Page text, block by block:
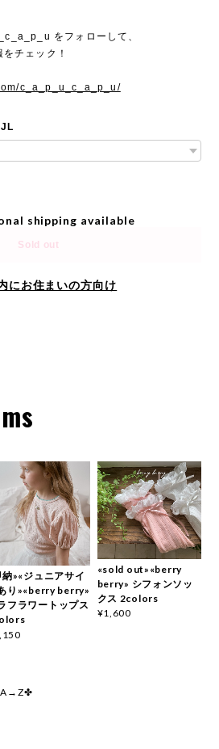
をフォローして、
チェック！
c_a_p_u_c_a_p_u/
shipping available
Sold out
にお住まいの方向け
納»«ジュニアサイ
り»«berry berry»
フラワートップス
«sold out»«berry
berry» シフォンソッ
クス 2colors
¥1,600
A→Z✤